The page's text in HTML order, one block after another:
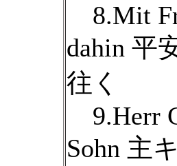
8.Mit
dahin 平
往く
9.Herr
Sohn 主